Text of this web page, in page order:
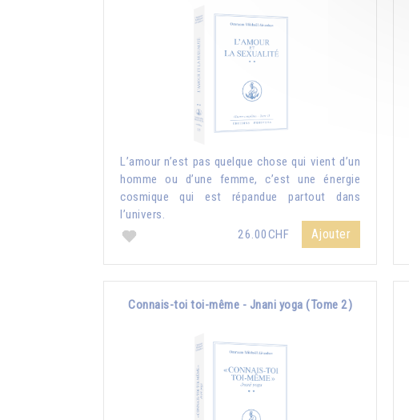
L’amour n’est pas quelque chose qui vient d’un
homme ou d’une femme, c’est une énergie
cosmique qui est répandue partout dans
l’univers.
26.00CHF
Ajouter
Connais-toi toi-même - Jnani yoga (Tome 2)